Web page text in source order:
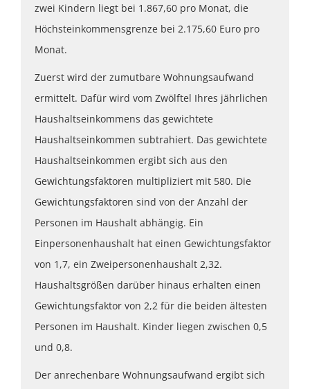
zwei Kindern liegt bei 1.867,60 pro Monat, die
Höchsteinkommensgrenze bei 2.175,60 Euro pro
Monat.
Zuerst wird der zumutbare Wohnungsaufwand
ermittelt. Dafür wird vom Zwölftel Ihres jährlichen
Haushaltseinkommens das gewichtete
Haushaltseinkommen subtrahiert. Das gewichtete
Haushaltseinkommen ergibt sich aus den
Gewichtungsfaktoren multipliziert mit 580. Die
Gewichtungsfaktoren sind von der Anzahl der
Personen im Haushalt abhängig. Ein
Einpersonenhaushalt hat einen Gewichtungsfaktor
von 1,7, ein Zweipersonenhaushalt 2,32.
Haushaltsgrößen darüber hinaus erhalten einen
Gewichtungsfaktor von 2,2 für die beiden ältesten
Personen im Haushalt. Kinder liegen zwischen 0,5
und 0,8.
Der anrechenbare Wohnungsaufwand ergibt sich